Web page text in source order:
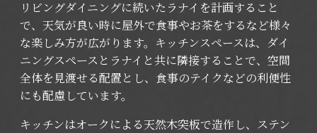
リビングダイニングに続いたラナイを計画すること
で、天気が良い時に屋外で食事やお茶をするなど様々
な楽しみ方が広がります。キッチンスペースは、ダイ
ニングスペースとラナイと共に隣接することで、空間
全体を見渡せる配置とし、食事のテイクなどの利便性
にも配慮しています。
キッチンはオークによる天然木突板で造作し、ステン